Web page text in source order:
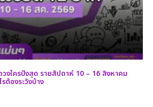
งใครปังสุด รายสัปดาห์ 10 – 16 สิงหาคม
ต้องระวังบ้าง